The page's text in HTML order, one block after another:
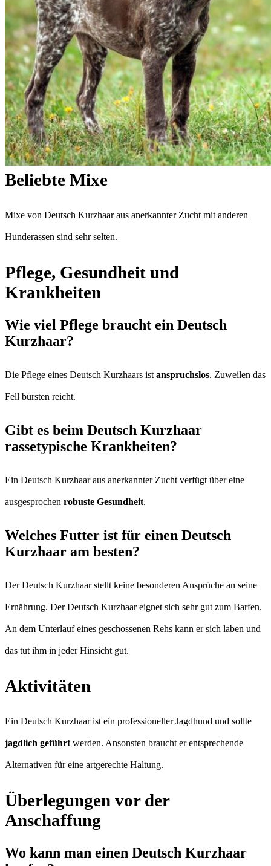
Beliebte Mixe
Mixe von Deutsch Kurzhaar aus anerkannter Zucht mit anderen
Hunderassen sind sehr selten.
Pflege, Gesundheit und
Krankheiten
Wie viel Pflege braucht ein Deutsch
Kurzhaar?
Die Pflege eines Deutsch Kurzhaars ist anspruchslos. Zuweilen das
Fell bürsten reicht.
Gibt es beim Deutsch Kurzhaar
rassetypische Krankheiten?
Ein Deutsch Kurzhaar aus anerkannter Zucht verfügt über eine
ausgesprochen robuste Gesundheit.
Welches Futter ist für einen Deutsch
Kurzhaar am besten?
Der Deutsch Kurzhaar stellt keine besonderen Ansprüche an seine
Ernährung. Der Deutsch Kurzhaar eignet sich sehr gut zum Barfen.
An dem Unterlauf eines geschossenen Rehs kann er sich laben und
das tut ihm in jeder Hinsicht gut.
Aktivitäten
Ein Deutsch Kurzhaar ist ein professioneller Jagdhund und sollte
jagdlich geführt werden. Ansonsten braucht er entsprechende
Alternativen für eine artgerechte Haltung.
Überlegungen vor der
Anschaffung
Wo kann man einen Deutsch Kurzhaar